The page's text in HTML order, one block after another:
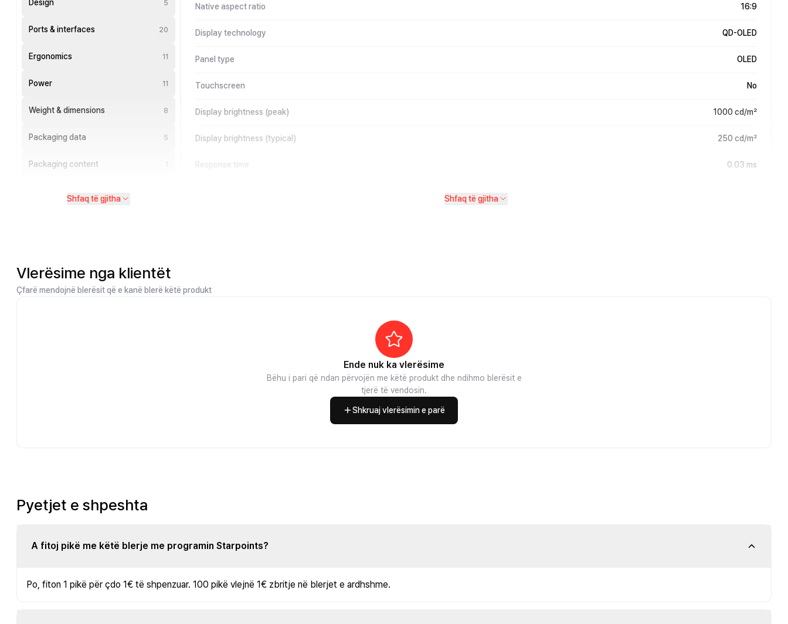
Design 5
Ports & interfaces 20
Ergonomics 11
Power 11
Weight & dimensions 8
Packaging data 5
Packaging content 1
Shfaq të gjitha
Native aspect ratio 16:9
Display technology QD-OLED
Panel type OLED
Touchscreen No
Display brightness (peak) 1000 cd/m²
Display brightness (typical) 250 cd/m²
Response time 0.03 ms
Shfaq të gjitha
Vlerësime nga klientët
Çfarë mendojnë blerësit që e kanë blerë këtë produkt
Ende nuk ka vlerësime
Bëhu i pari që ndan përvojën me këtë produkt dhe ndihmo blerësit e
tjerë të vendosin.
Shkruaj vlerësimin e parë
Pyetjet e shpeshta
A fitoj pikë me këtë blerje me programin Starpoints?
Po, fiton 1 pikë për çdo 1€ të shpenzuar. 100 pikë vlejnë 1€ zbritje në blerjet e ardhshme.